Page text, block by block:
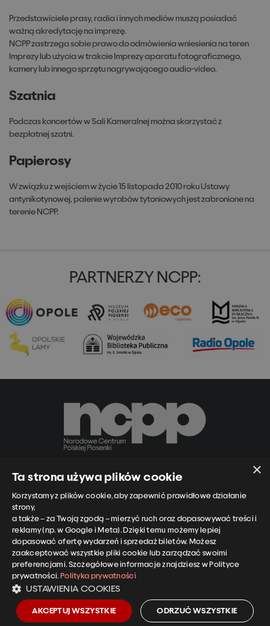
Przedstawiciele prasy, radia i innych mediów muszą posiadać
ważną akredytację na imprezę.
NCPP zastrzega sobie prawo do odmówienia wniesienia na teren
Imprezy lub użycia w trakcie Imprezy aparatu fotograficznego,
kamery lub innego sprzętu nagrywającego audio-video.
Szatnia
Podczas koncertów w Sali Kameralnej można skorzystać z
bezpłatnej szatni.
Papierosy
W związku z wejściem w życie 15 listopada 2010 roku Ustawy
antynikotynowej, palenie wyrobów tytoniowych jest zabronione na
terenie NCPP.
PARTNERZY NCPP:
Narodowe Centrum Polskiej Piosenki
ul. Piastowska 14A
Informacje o biletach i koncertach
tel.:+48 501 958 255
kasa@ncpp.opole.pl
×
Ta strona używa plików cookie
Korzystamy z plików cookie, aby zapewnić prawidłowe działanie
strony,
a także – za Twoją zgodą – mierzyć ruch oraz dopasowywać treści i
reklamy (np. w Google i Meta). Dzięki temu możemy lepiej
dopasować ofertę wydarzeń i sprzedaż biletów. Możesz
zaakceptować wszystkie pliki cookie lub zarządzać swoimi
preferencjami. Szczegółowe informacje znajdziesz w Polityce
prywatności. Polityka prywatności
USTAWIENIA COOKIES
AKCEPTUJ WSZYSTKIE ODRZUĆ WSZYSTKIE